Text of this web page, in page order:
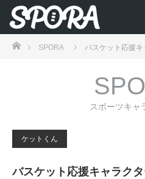
ホームSPORA バスケット応援キ
スポーツキャ
ケットくん
バスケット応援キャラク